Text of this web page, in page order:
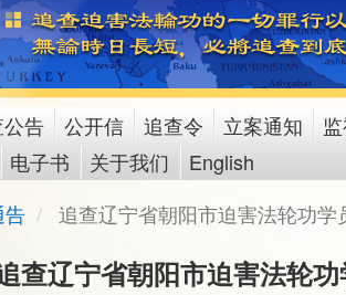
告 公开信 追查令 立案通知
电子书 关于我们 English
告 追查辽宁省朝阳市迫害法轮功
查辽宁省朝阳市迫害法轮